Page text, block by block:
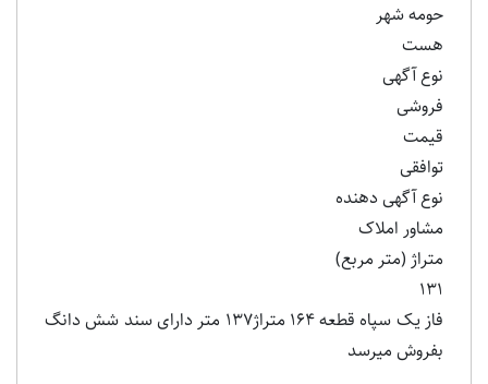
حومه شهر
هست
نوع آگهی
فروشی
قیمت
توافقی
نوع آگهی دهنده
مشاور املاک
متراژ (متر مربع)
۱۳۱
فاز یک سپاه قطعه ١٦٤ متراژ١٣٧ متر دارای سند شش دانگ
بفروش میرسد